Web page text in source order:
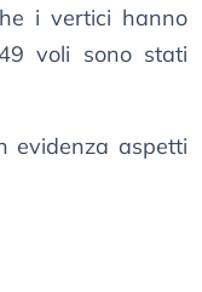
i vertici hanno
voli sono stati
evidenza aspetti